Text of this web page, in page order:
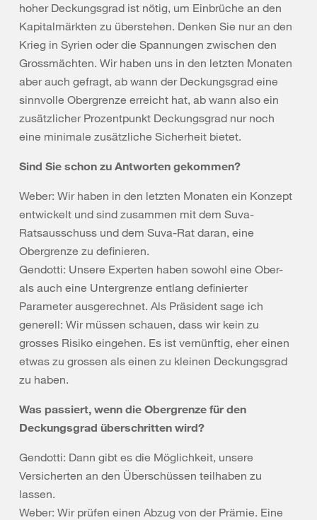
hoher Deckungsgrad ist nötig, um Einbrüche an den
Kapitalmärkten zu überstehen. Denken Sie nur an den
Krieg in Syrien oder die Spannungen zwischen den
Grossmächten. Wir haben uns in den letzten Monaten
aber auch gefragt, ab wann der Deckungsgrad eine
sinnvolle Obergrenze erreicht hat, ab wann also ein
zusätzlicher Prozentpunkt Deckungsgrad nur noch
eine minimale zusätzliche Sicherheit bietet.
Sind Sie schon zu Antworten gekommen?
Weber: Wir haben in den letzten Monaten ein Konzept
entwickelt und sind zusammen mit dem Suva-
Ratsausschuss und dem Suva-Rat daran, eine
Obergrenze zu definieren.
Gendotti: Unsere Experten haben sowohl eine Ober-
als auch eine Untergrenze entlang definierter
Parameter ausgerechnet. Als Präsident sage ich
generell: Wir müssen schauen, dass wir kein zu
grosses Risiko eingehen. Es ist vernünftig, eher einen
etwas zu grossen als einen zu kleinen Deckungsgrad
zu haben.
Was passiert, wenn die Obergrenze für den
Deckungsgrad überschritten wird?
Gendotti: Dann gibt es die Möglichkeit, unsere
Versicherten an den Überschüssen teilhaben zu
lassen.
Weber: Wir prüfen einen Abzug von der Prämie. Eine